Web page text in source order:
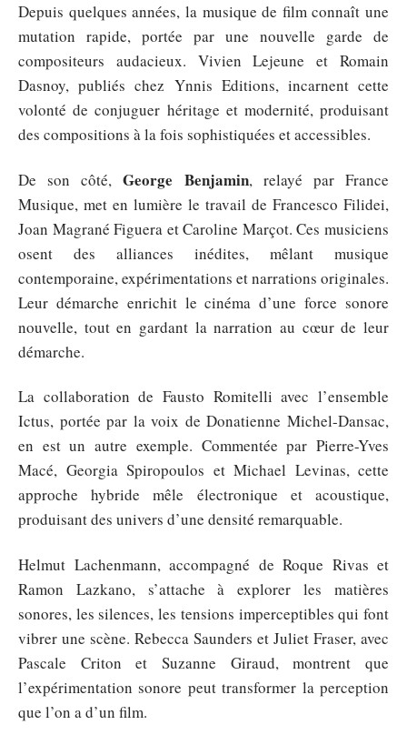
Depuis quelques années, la musique de film connaît une
mutation rapide, portée par une nouvelle garde de
compositeurs audacieux. Vivien Lejeune et Romain
Dasnoy, publiés chez Ynnis Editions, incarnent cette
volonté de conjuguer héritage et modernité, produisant
des compositions à la fois sophistiquées et accessibles.
De son côté,George Benjamin, relayé par France
Musique, met en lumière le travail de Francesco Filidei,
Joan Magrané Figuera et Caroline Marçot. Ces musiciens
osent des alliances inédites, mêlant musique
contemporaine, expérimentations et narrations originales.
Leur démarche enrichit le cinéma d’une force sonore
nouvelle, tout en gardant la narration au cœur de leur
démarche.
La collaboration de Fausto Romitelli avec l’ensemble
Ictus, portée par la voix de Donatienne Michel-Dansac,
en est un autre exemple. Commentée par Pierre-Yves
Macé, Georgia Spiropoulos et Michael Levinas, cette
approche hybride mêle électronique et acoustique,
produisant des univers d’une densité remarquable.
Helmut Lachenmann, accompagné de Roque Rivas et
Ramon Lazkano, s’attache à explorer les matières
sonores, les silences, les tensions imperceptibles qui font
vibrer une scène. Rebecca Saunders et Juliet Fraser, avec
Pascale Criton et Suzanne Giraud, montrent que
l’expérimentation sonore peut transformer la perception
que l’on a d’un film.